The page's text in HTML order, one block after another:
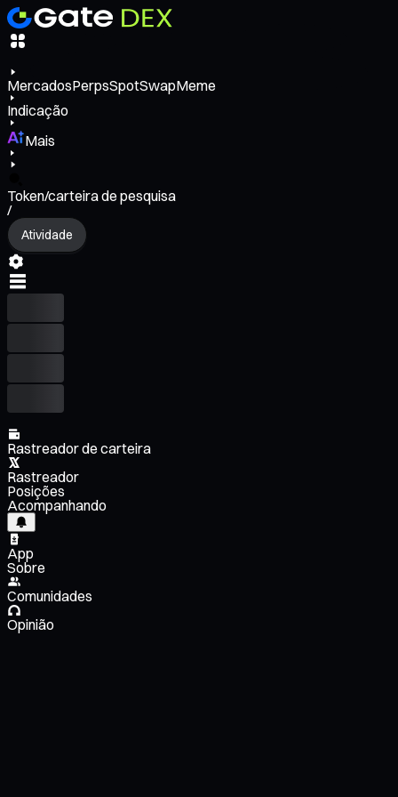
MercadosPerpsSpotSwapMeme
Indicação
Mais
Token/carteira de pesquisa
/
Atividade
Rastreador de carteira
Rastreador
Posições
Acompanhando
App
Sobre
Comunidades
Opinião